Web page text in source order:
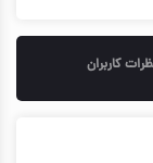
کاربران